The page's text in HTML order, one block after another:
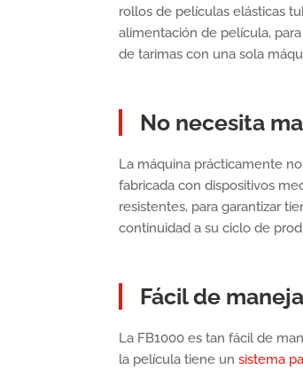
rollos de películas elásticas
alimentación de película,
de tarimas con una sola
No necesita
La máquina prácticamente
fabricada con dispositivos
resistentes, para garantizar
continuidad a su ciclo de
Fácil de
La FB1000 es tan fácil de
la película tiene unsistema